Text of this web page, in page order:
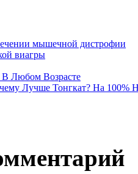
мышечной дистрофии
виагры
Любом Возрасте
Лучше Тонгкат? На 100%